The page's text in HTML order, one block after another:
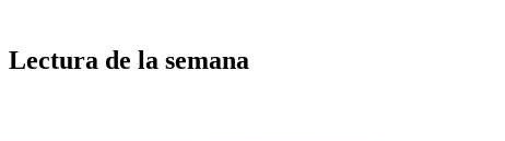
Lectura de la semana